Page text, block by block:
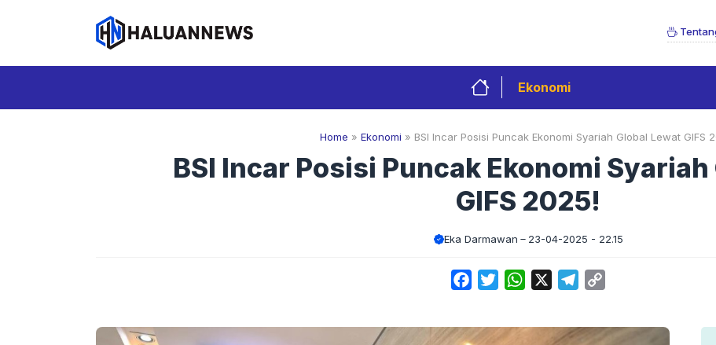
Ekonomi
Home » Ekonomi » BSI Incar Posisi Puncak Ekonomi Syariah Global Lewat GIFS
BSI Incar Posisi Puncak Ekonomi
GIFS 2025!
Eka Darmawan 23-04-2025 - 22.15
FacebookTwitterWhatsApp Telegram